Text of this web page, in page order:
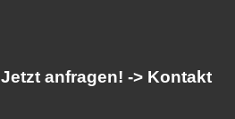
Jetzt anfragen! -> Kontakt